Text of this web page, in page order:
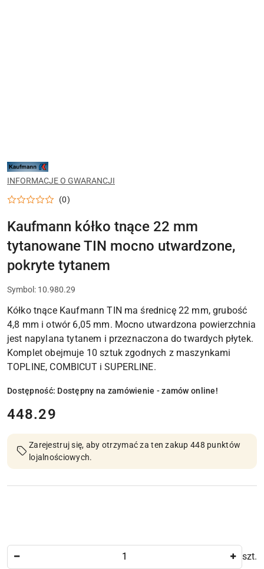
NARZĘDZIA
KAUFMANN
DO
CIĘCIA
GLAZURY,
GRESU
PRAC
PŁYTKARSKICH
INFORMACJE O GWARANCJI
(0)
Kaufmann kółko tnące 22 mm
tytanowane TIN mocno utwardzone,
pokryte tytanem
Symbol: 10.980.29
Kółko tnące Kaufmann TIN ma średnicę 22 mm, grubość
4,8 mm i otwór 6,05 mm. Mocno utwardzona powierzchnia
jest napylana tytanem i przeznaczona do twardych płytek.
Komplet obejmuje 10 sztuk zgodnych z maszynkami
TOPLINE, COMBICUT i SUPERLINE.
Dostępność: Dostępny na zamówienie - zamów online!
cena:
448.29
Zarejestruj się, aby otrzymać za ten zakup 448 punktów
lojalnościowych.
szt.